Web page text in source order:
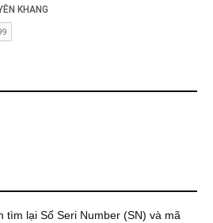
tìm lại Số Seri Number (SN) và mã